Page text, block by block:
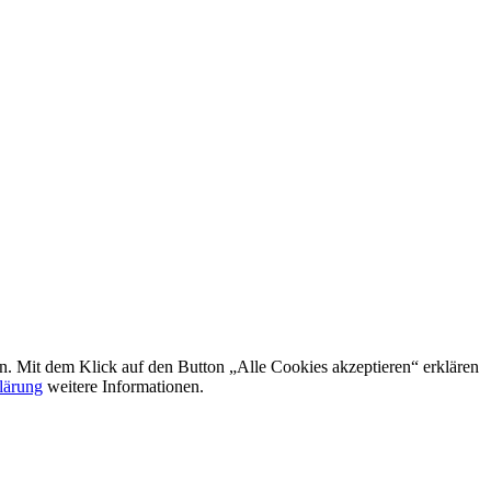
Mit dem Klick auf den Button „Alle Cookies akzeptieren“ erklären
weitere Informationen.